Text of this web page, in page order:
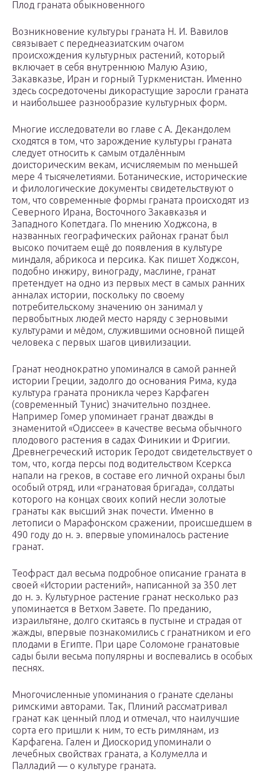
Плод граната обыкновенного
Возникновение культуры граната Н. И. Вавилов
связывает с переднеазиатским очагом
происхождения культурных растений, который
включает в себя внутреннюю Малую Азию,
Закавказье, Иран и горный Туркменистан. Именно
здесь сосредоточены дикорастущие заросли граната
и наибольшее разнообразие культурных форм.
Многие исследователи во главе с А. Декандолем
сходятся в том, что зарождение культуры граната
следует относить к самым отдалённым
доисторическим векам, исчисляемым по меньшей
мере 4 тысячелетиями. Ботанические, исторические
и филологические документы свидетельствуют о
том, что современные формы граната происходят из
Северного Ирана, Восточного Закавказья и
Западного Копетдага. По мнению Ходжсона, в
названных географических районах гранат был
высоко почитаем ещё до появления в культуре
миндаля, абрикоса и персика. Как пишет Ходжсон,
подобно инжиру, винограду, маслине, гранат
претендует на одно из первых мест в самых ранних
анналах истории, поскольку по своему
потребительскому значению он занимал у
первобытных людей место наряду с зерновыми
культурами и мёдом, служившими основной пищей
человека с первых шагов цивилизации.
Гранат неоднократно упоминался в самой ранней
истории Греции, задолго до основания Рима, куда
культура граната проникла через Карфаген
(современный Тунис) значительно позднее.
Например Гомер упоминает гранат дважды в
знаменитой «Одиссее» в качестве весьма обычного
плодового растения в садах Финикии и Фригии.
Древнегреческий историк Геродот свидетельствует о
том, что, когда персы под водительством Ксеркса
напали на греков, в составе его личной охраны был
особый отряд, или «гранатовая бригада», солдаты
которого на концах своих копий несли золотые
гранаты как высший знак почести. Именно в
летописи о Марафонском сражении, происшедшем в
490 году до н. э. впервые упоминалось растение
гранат.
Теофраст дал весьма подробное описание граната в
своей «Истории растений», написанной за 350 лет
до н. э. Культурное растение гранат несколько раз
упоминается в Ветхом Завете. По преданию,
израильтяне, долго скитаясь в пустыне и страдая от
жажды, впервые познакомились с гранатником и его
плодами в Египте. При царе Соломоне гранатовые
сады были весьма популярны и воспевались в особых
песнях.
Многочисленные упоминания о гранате сделаны
римскими авторами. Так, Плиний рассматривал
гранат как ценный плод и отмечал, что наилучшие
сорта его пришли к ним, то есть римлянам, из
Карфагена. Гален и Диоскорид упоминали о
лечебных свойствах граната, а Колумелла и
Палладий — о культуре граната.